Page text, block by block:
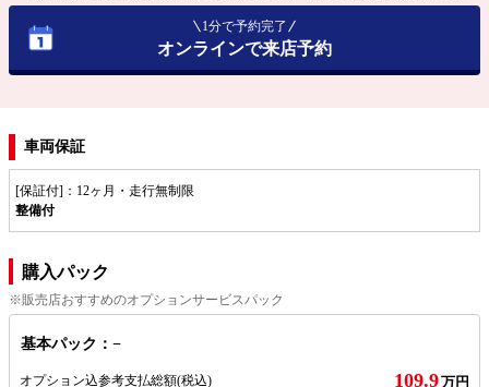
1分で予約完了
オンラインで来店予約
車両保証
[保証付]：12ヶ月・走行無制限
整備付
購入パック
※販売店おすすめのオプションサービスパック
基本パック：−
オプション込参考支払総額(税込) 109.9万円